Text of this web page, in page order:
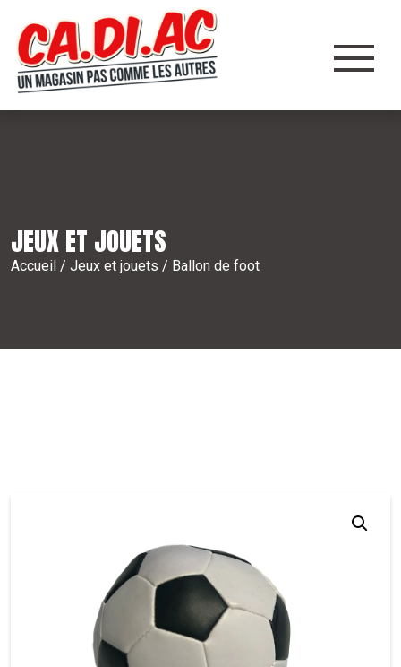
JEUX ET JOUETS
Accueil / Jeux et jouets / Ballon de foot
Panneau de gestion des cookies